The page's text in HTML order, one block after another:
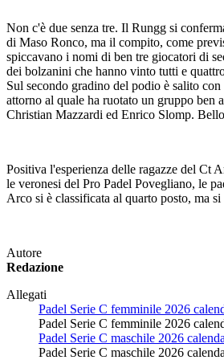
Non c'è due senza tre. Il Rungg si
di Maso Ronco, ma il compito, come
spiccavano i nomi di ben tre giocatori di
dei bolzanini che hanno vinto tutti e
Sul secondo gradino del podio è salito
attorno al quale ha ruotato un gruppo ben
Christian Mazzardi ed Enrico Slomp.
Positiva l'esperienza delle ragazze del Ct
le veronesi del Pro Padel Povegliano, le
Arco si è classificata al quarto posto, ma
Autore
Redazione
Allegati
Padel Serie C femminile 2026
Padel Serie C femminile 2026
Padel Serie C maschile 2026
Padel Serie C maschile 2026